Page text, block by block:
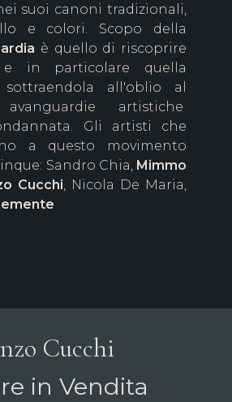
suoi canoni tradizionali,
e colori. Scopo della
è quello di riscoprire
in particolare quella
all'oblio al
artistiche
Gli artisti che
a questo movimento
Sandro Chia, Mimmo
Cucchi, Nicola De Maria,
Cucchi
in Vendita